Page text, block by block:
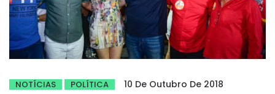
NOTÍCIAS POLÍTICA 10 De Outubro De 2018